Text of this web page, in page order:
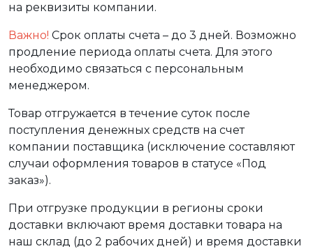
на реквизиты компании.
Важно! Срок оплаты счета – до 3 дней. Возможно
продление периода оплаты счета. Для этого
необходимо связаться с персональным
менеджером.
Товар отгружается в течение суток после
поступления денежных средств на счет
компании поставщика (исключение составляют
случаи оформления товаров в статусе «Под
заказ»).
При отгрузке продукции в регионы сроки
доставки включают время доставки товара на
наш склад (до 2 рабочих дней) и время доставки